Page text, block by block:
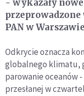
- wykazały
PAN w
Odkrycie oznacza
globalnego klimatu,
parowanie oceanów
przesłanej w